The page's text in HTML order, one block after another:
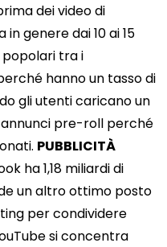
dei video di
genere dai 10 ai 15
popolari tra i
hanno un tasso di
gli utenti caricano un
annunci pre-roll perché
PUBBLICITÀ
ha 1,18 miliardi di
un altro ottimo posto
per condividere
si concentra